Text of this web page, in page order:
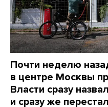
Почти неделю
в центре Москвы
Власти сразу
и сразу же